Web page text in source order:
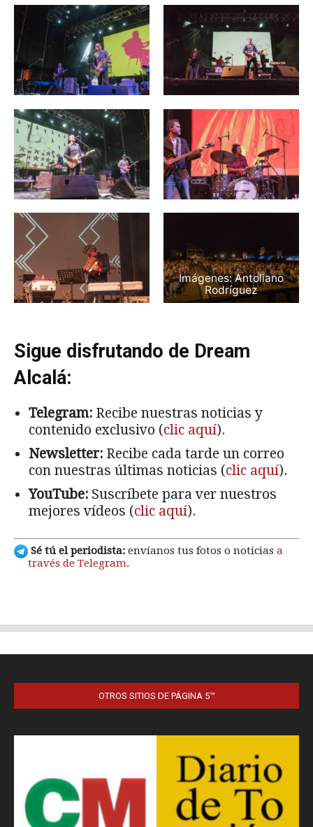
OTROS SITIOS DE PÁGINA 5™